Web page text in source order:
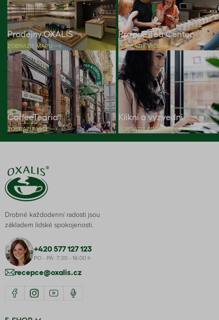
Prodejny OXALIS
ZOBRAZIT MAPU
Prague Tea Center
ZOBRAZIT VÍCE
CoffeeTearia
ZOBRAZIT VÍCE
Klikni a vyzvedni
ZOBRAZIT PRODEJNY
Drobné každodenní radosti jsou
základem lidské spokojenosti.
+420 577 127 123
PO - PÁ: 7:30 - 16:00 h
recepce@oxalis.cz